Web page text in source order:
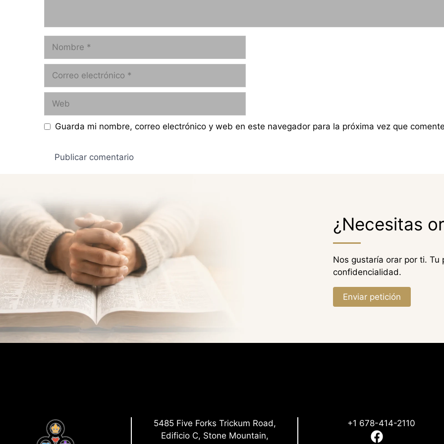
Nombre
Correo
Guarda mi nombre, correo electrónico y web en este navegador para la próxima vez que
¿Necesitas
Nos gustaría orar por ti.
confidencialidad.
Enviar petición
5485 Five Forks Trickum Road,
Edificio C, Stone Mountain,
+1 678-414-2110